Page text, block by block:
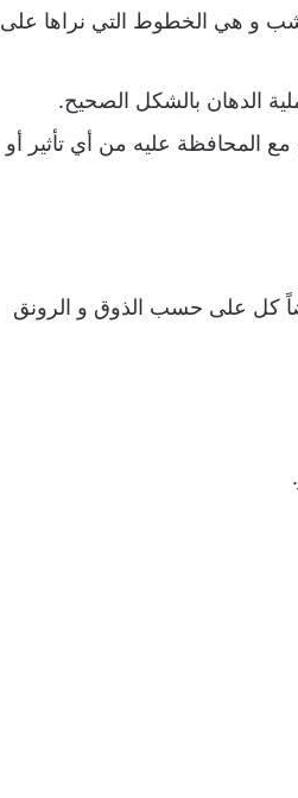
و هي الخطوط التي نراها على
الدهان بالشكل الصحيح.
المحافظة عليه من أي تأثير أو
كل على حسب الذوق و الرونق